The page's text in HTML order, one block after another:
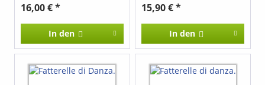
16,00 € *
In den
15,90 € *
In den